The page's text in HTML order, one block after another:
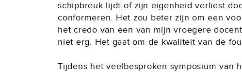
schipbreuk lijdt of zijn eigenheid verliest
conformeren. Het zou beter zijn om een
het credo van een van mijn vroegere
niet erg. Het gaat om de kwaliteit van de
Tijdens het veelbesproken symposium van